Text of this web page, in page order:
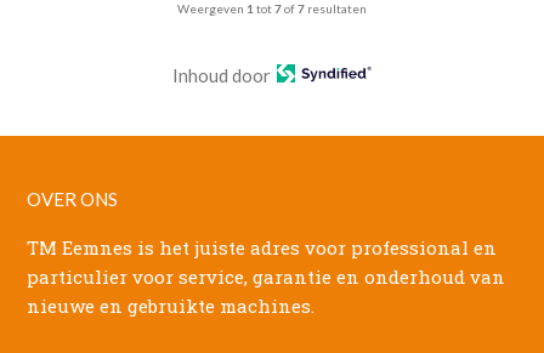
Weergeven 1 tot7of7 resultaten
Inhoud door
OVER ONS
TM Eemnes is het juiste adres voor professional en
particulier voor service, garantie en onderhoud van
nieuwe en gebruikte machines.